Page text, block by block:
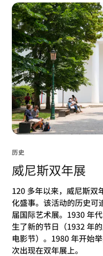
历史
威尼斯双年展
120 多年以来，威尼斯双
化盛事。该活动的历史可
届国际艺术展。1930 年
生了新的节日（1932 年
电影节）。1980 年开始
次出现在双年展上。